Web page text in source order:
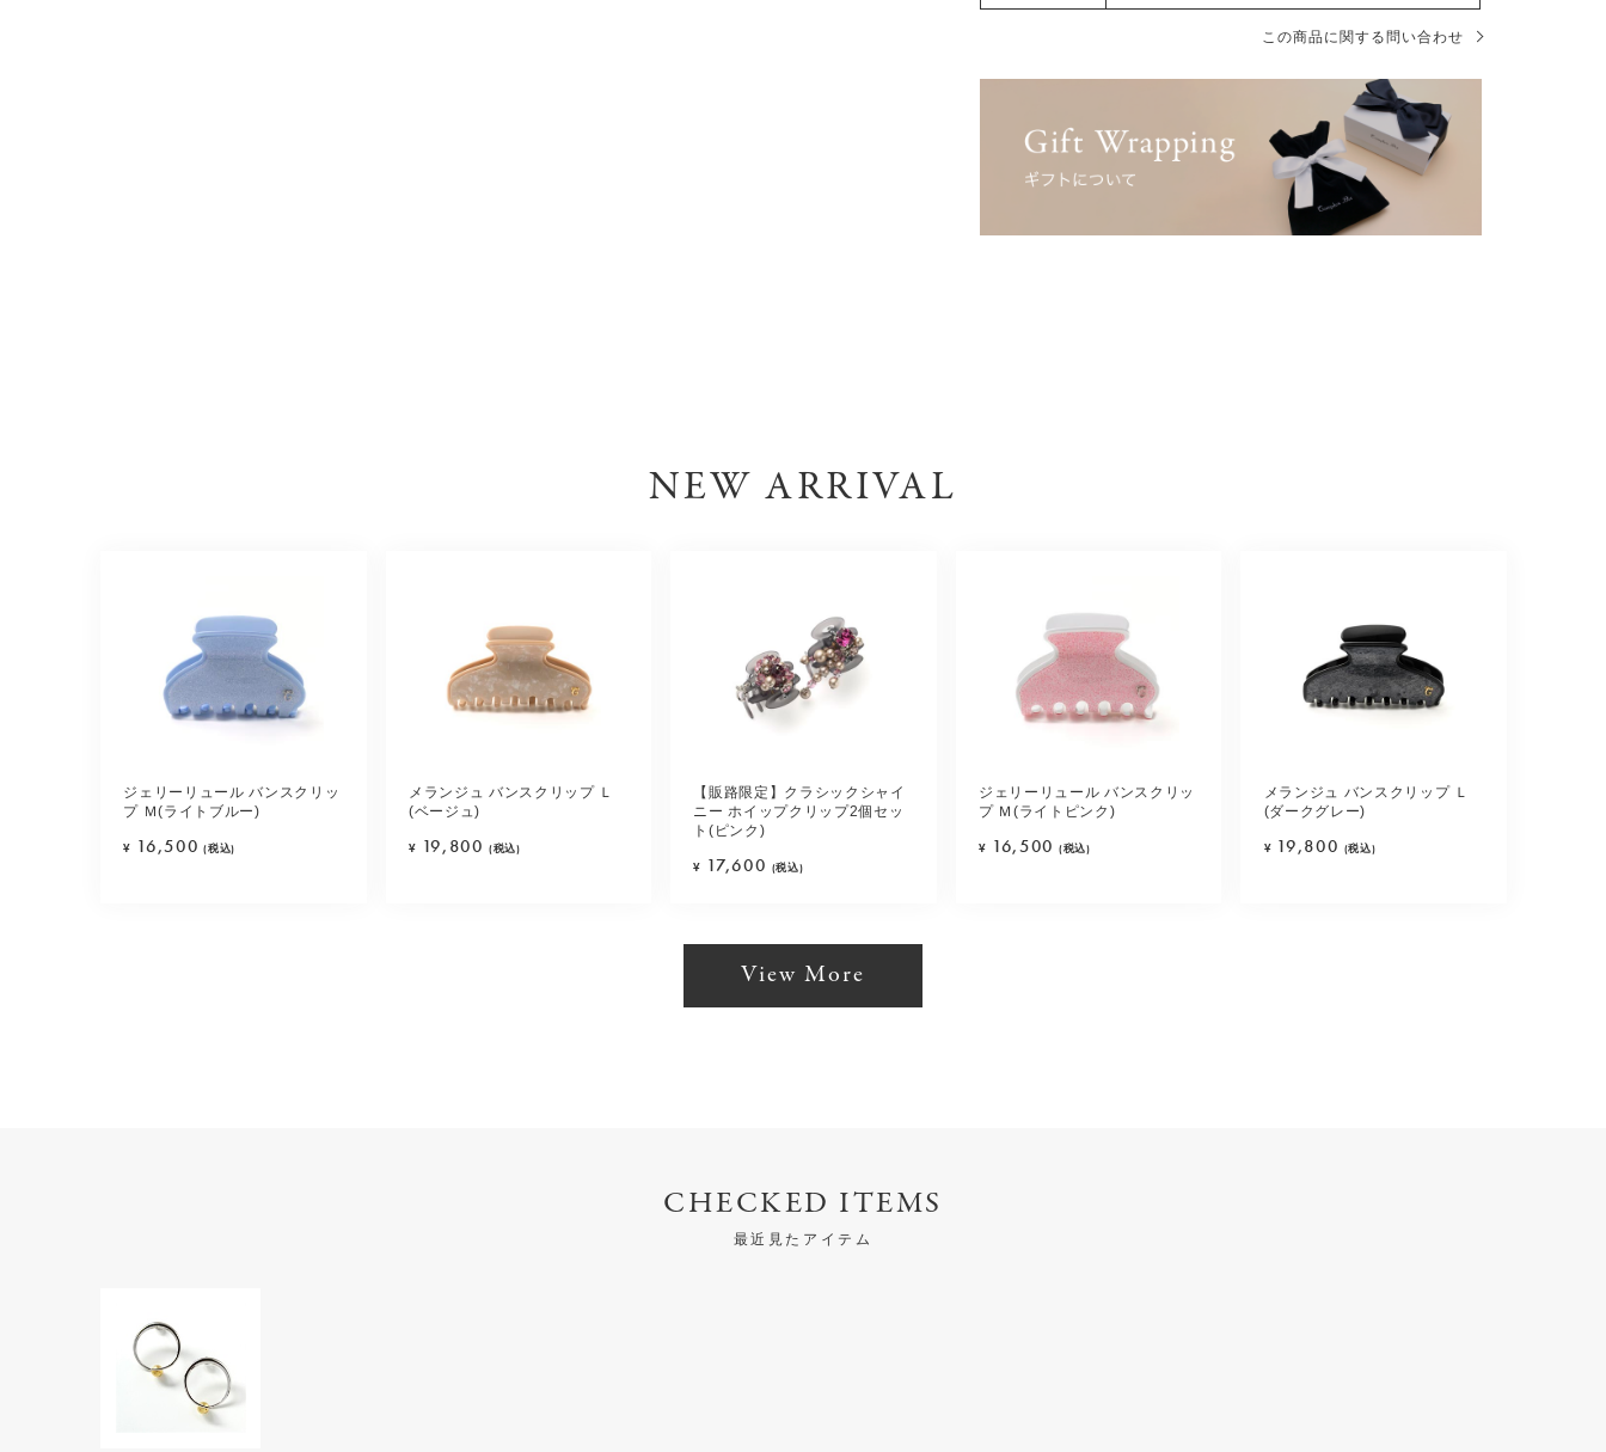
この商品に関する問い合わせ
NEW ARRIVAL
ジェリーリュール バンスクリッ
プ Ｍ(ライトブルー)
¥ 16,500 (税込)
メランジュ バンスクリップ Ｌ
(ベージュ)
¥ 19,800 (税込)
【販路限定】クラシックシャイ
ニー ホイップクリップ2個セッ
ト(ピンク)
¥ 17,600 (税込)
ジェリーリュール バンスクリッ
プ Ｍ(ライトピンク)
¥ 16,500 (税込)
メランジュ バンスクリップ Ｌ
(ダークグレー)
¥ 19,800 (税込)
View More
CHECKED ITEMS
最近見たアイテム